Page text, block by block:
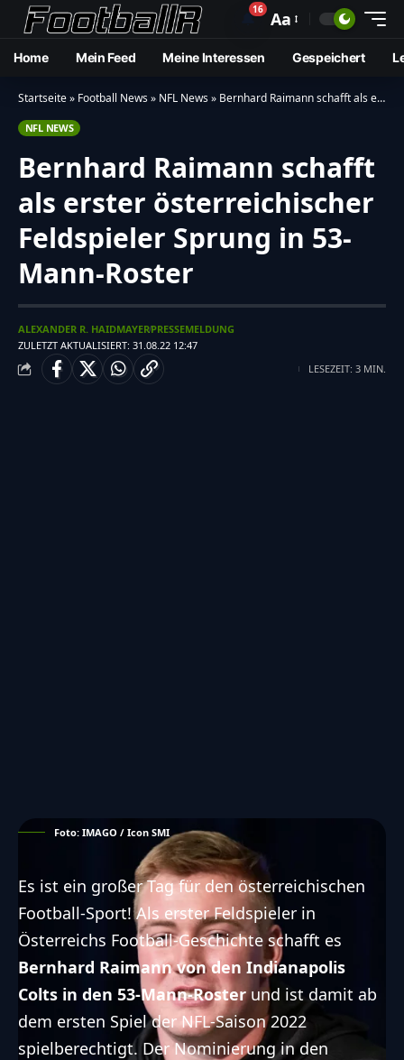
🔔16 Aa
Home Mein Feed Meine Interessen Gespeichert
Startseite» Football News» NFL News» Bernhard Raimann schafft als erster österreichischer Feldspieler Sprung in 53-Mann-Roster
NFL NEWS
Bernhard Raimann schafft
als erster österreichischer
Feldspieler Sprung in 53-
Mann-Roster
ZULETZT AKTUALISIERT: 31.08.22 12:47
ALEXANDER R. HAIDMAYERPRESSEMELDUNG
LESEZEIT: 3 MIN.
Foto: IMAGO / Icon SMI
Es ist ein großer Tag für den österreichischen
Football-Sport! Als erster Feldspieler in
Österreichs Football-Geschichte schafft es
Bernhard Raimann von den Indianapolis
Colts in den 53-Mann-Rosterund ist damit ab
dem ersten Spiel der NFL-Saison 2022
spielberechtigt. Der Nominierung in den